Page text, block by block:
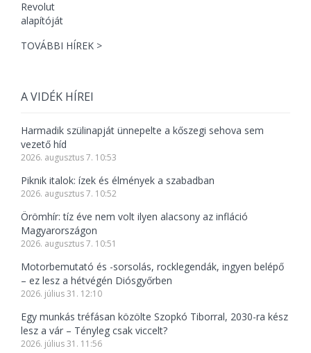
TOVÁBBI HÍREK >
A VIDÉK HÍREI
Harmadik szülinapját ünnepelte a kőszegi sehova sem
vezető híd
2026. augusztus 7. 10:53
Piknik italok: ízek és élmények a szabadban
2026. augusztus 7. 10:52
Örömhír: tíz éve nem volt ilyen alacsony az infláció
Magyarországon
2026. augusztus 7. 10:51
Motorbemutató és -sorsolás, rocklegendák, ingyen belépő
– ez lesz a hétvégén Diósgyőrben
2026. július 31. 12:10
Egy munkás tréfásan közölte Szopkó Tiborral, 2030-ra kész
lesz a vár – Tényleg csak viccelt?
2026. július 31. 11:56